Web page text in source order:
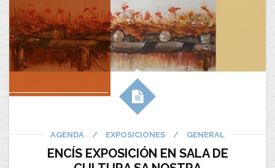
AGENDA / EXPOSICIONES / GENERAL
ENCÍS EXPOSICIÓN EN SALA DE